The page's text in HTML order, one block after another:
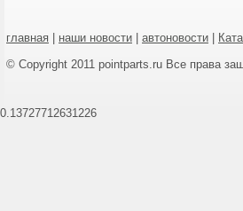
главная наши новости автоновости
© Copyright 2011 pointparts.ru Все права
0.13727712631226